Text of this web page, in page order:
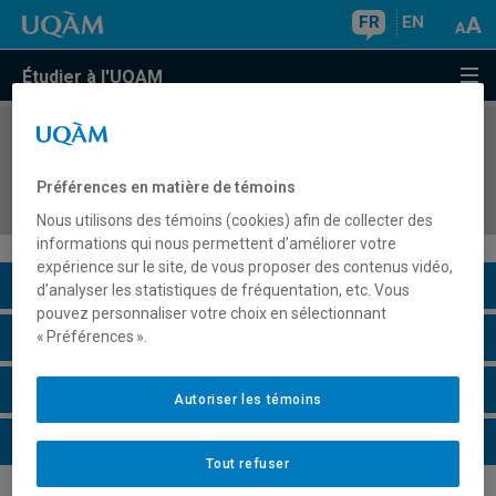
FR EN
Étudier à l'UQAM
COURS//
simulation et exploitation de données
Description du cours
Horaire - Été 2026
Horaire - Automne 2026
Horaire - Hiver 2027
Préférences en matière de témoins
Nous utilisons des témoins (cookies) afin de collecter des
informations qui nous permettent d’améliorer votre
expérience sur le site, de vous proposer des contenus vidéo,
d’analyser les statistiques de fréquentation, etc. Vous
pouvez personnaliser votre choix en sélectionnant
« Préférences ».
Tout refuser
Autoriser les témoins